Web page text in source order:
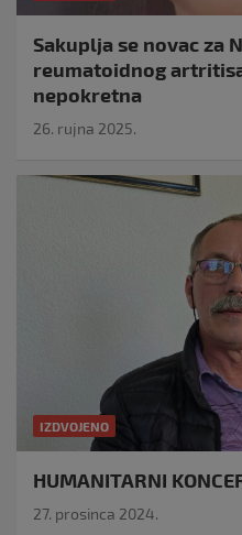
Sakuplja se novac za
reumatoidnog
nepokretna
26. rujna 2025.
IZDVOJENO
HUMANITARNI
27. prosinca 2024.